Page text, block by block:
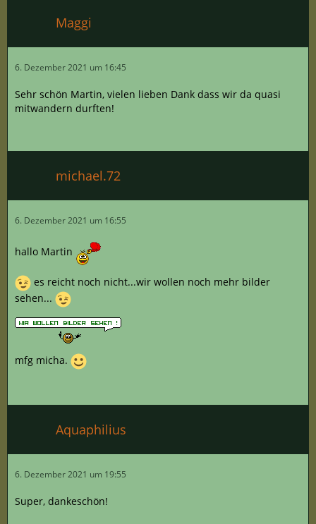
Maggi
6. Dezember 2021 um 16:45
Sehr schön Martin, vielen lieben Dank dass wir da quasi
mitwandern durften!
michael.72
6. Dezember 2021 um 16:55
hallo Martin
es reicht noch nicht...wir wollen noch mehr bilder
sehen...
mfg micha.
Aquaphilius
6. Dezember 2021 um 19:55
Super, dankeschön!